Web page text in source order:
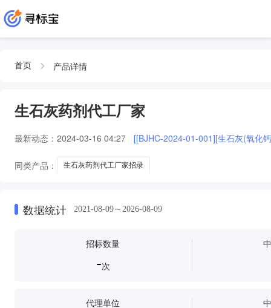
首页 产品详情
生石灰药剂代工厂家
最新动态： 2024-03-16 04:27 [[BJHC-2024-01-001][生石灰(氧化
同类产品： 生石灰药剂代工厂家招录
数据统计 2021-08-09～2026-08-09
招标数量
-次
代理单位